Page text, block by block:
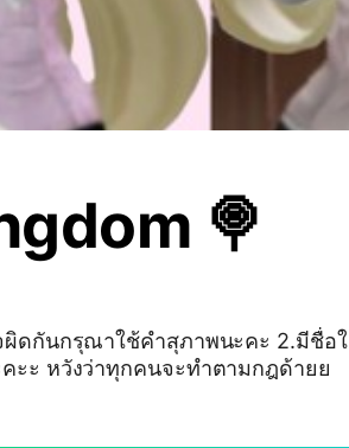
🍭
ผิดกันกรุณาใช้คำสุภาพนะคะ 2.มีชื่อใ
ะะ หวังว่าทุกคนจะทำตามกฎด้ายย